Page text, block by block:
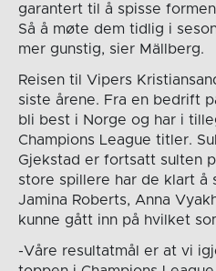
garantert til å spisse
Så å møte dem tidlig i
mer gunstig, sier Mällberg.
Reisen til Vipers
siste årene. Fra en bedrift
bli best i Norge og har i
Champions League titler.
Gjekstad er fortsatt sulten
store spillere har de klart å
Jamina Roberts, Anna
kunne gått inn på hvilket
-Våre resultatmål er at vi